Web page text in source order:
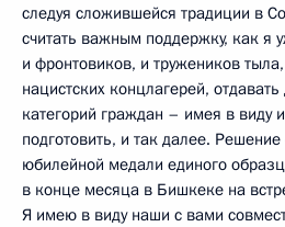
следуя сложившейся традиции в
считать важным поддержку, как я
и фронтовиков, и тружеников
нацистских концлагерей,
категорий граждан – имея в виду
подготовить, и так далее.
юбилейной медали единого
в конце месяца в Бишкеке на
Я имею в виду наши с вами